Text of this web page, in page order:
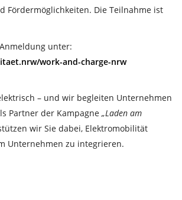
Fördermöglichkeiten. Die Teilnahme ist
unter:
work-and-charge-nrw
– und wir begleiten Unternehmen
Partner der Kampagne „Laden am
wir Sie dabei, Elektromobilität
Unternehmen zu integrieren.